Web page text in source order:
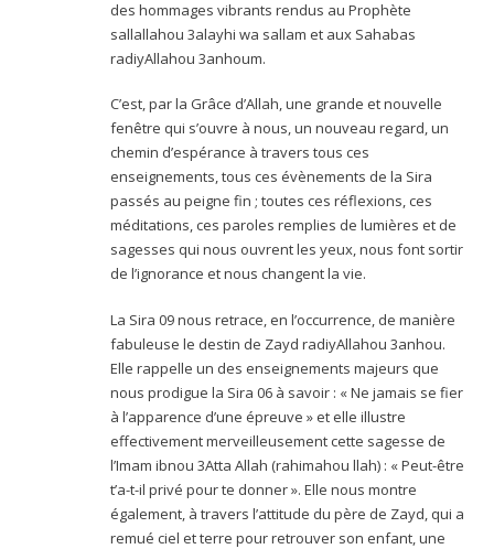
des hommages vibrants rendus au Prophète
sallallahou 3alayhi wa sallam et aux Sahabas
radiyAllahou 3anhoum.
C’est, par la Grâce d’Allah, une grande et nouvelle
fenêtre qui s’ouvre à nous, un nouveau regard, un
chemin d’espérance à travers tous ces
enseignements, tous ces évènements de la Sira
passés au peigne fin ; toutes ces réflexions, ces
méditations, ces paroles remplies de lumières et de
sagesses qui nous ouvrent les yeux, nous font sortir
de l’ignorance et nous changent la vie.
La Sira 09 nous retrace, en l’occurrence, de manière
fabuleuse le destin de Zayd radiyAllahou 3anhou.
Elle rappelle un des enseignements majeurs que
nous prodigue la Sira 06 à savoir : « Ne jamais se fier
à l’apparence d’une épreuve » et elle illustre
effectivement merveilleusement cette sagesse de
l’Imam ibnou 3Atta Allah (rahimahou llah) : « Peut-être
t’a-t-il privé pour te donner ». Elle nous montre
également, à travers l’attitude du père de Zayd, qui a
remué ciel et terre pour retrouver son enfant, une